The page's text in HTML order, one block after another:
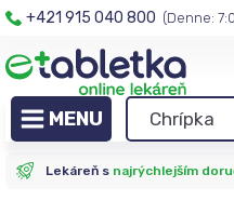
+421 915 040 800 (Denne:
Lekáreň s najrýchlejším